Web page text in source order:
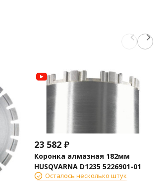
23 582 ₽
Коронка алмазная 182мм
HUSQVARNA D1235 5226901-01
Осталось несколько штук